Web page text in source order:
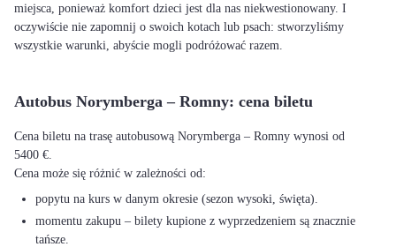
miejsca, ponieważ komfort dzieci jest dla nas niekwestionowany. I
oczywiście nie zapomnij o swoich kotach lub psach: stworzyliśmy
wszystkie warunki, abyście mogli podróżować razem.
Autobus Norymberga – Romny: cena biletu
Cena biletu na trasę autobusową Norymberga – Romny wynosi od
5400 €.
Cena może się różnić w zależności od:
popytu na kurs w danym okresie (sezon wysoki, święta).
momentu zakupu – bilety kupione z wyprzedzeniem są znacznie
tańsze.